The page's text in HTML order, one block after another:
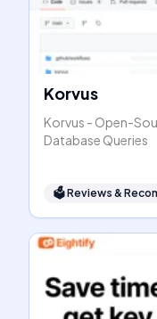
Korvus
Korvus - Open-
Database Queries
🗳Reviews &